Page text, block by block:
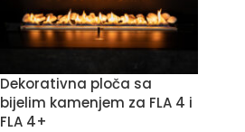
Dekorativna ploča sa
bijelim kamenjem za FLA 4 i
FLA 4+